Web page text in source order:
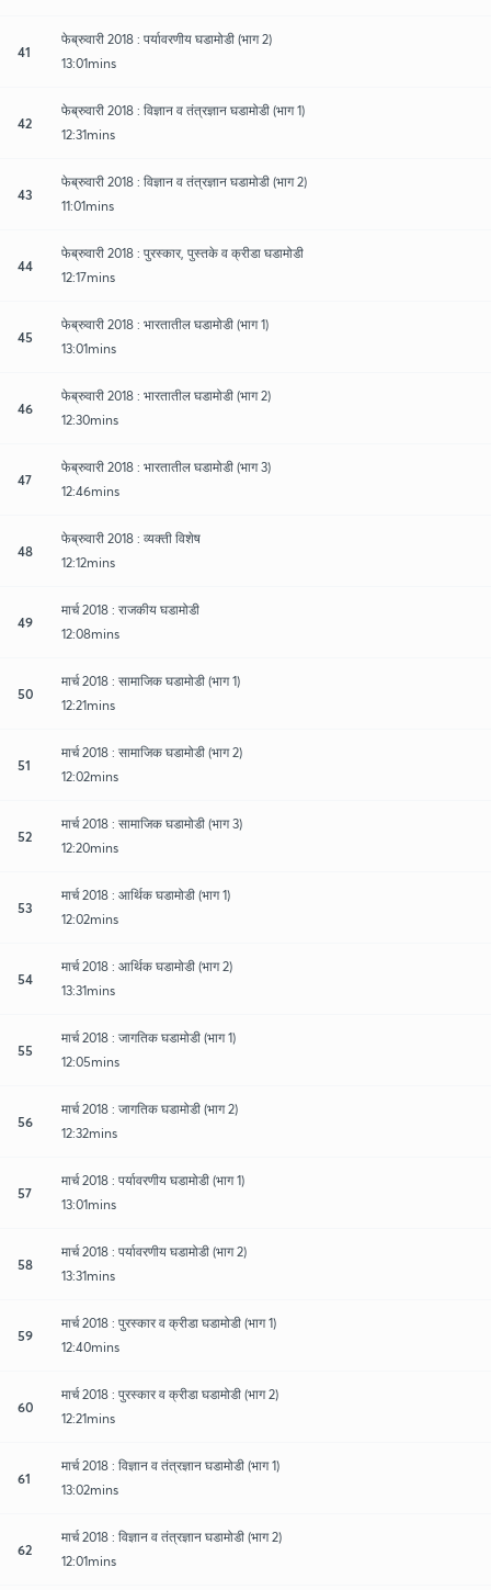
41
फेब्रुवारी 2018 : पर्यावरणीय घडामोडी (भाग 2)
13:01mins
42
फेब्रुवारी 2018 : विज्ञान व तंत्रज्ञान घडामोडी (भाग 1)
12:31mins
43
फेब्रुवारी 2018 : विज्ञान व तंत्रज्ञान घडामोडी (भाग 2)
11:01mins
44
फेब्रुवारी 2018 : पुरस्कार, पुस्तके व क्रीडा घडामोडी
12:17mins
45
फेब्रुवारी 2018 : भारतातील घडामोडी (भाग 1)
13:01mins
46
फेब्रुवारी 2018 : भारतातील घडामोडी (भाग 2)
12:30mins
47
फेब्रुवारी 2018 : भारतातील घडामोडी (भाग 3)
12:46mins
48
फेब्रुवारी 2018 : व्यक्ती विशेष
12:12mins
49
मार्च 2018 : राजकीय घडामोडी
12:08mins
50
मार्च 2018 : सामाजिक घडामोडी (भाग 1)
12:21mins
51
मार्च 2018 : सामाजिक घडामोडी (भाग 2)
12:02mins
52
मार्च 2018 : सामाजिक घडामोडी (भाग 3)
12:20mins
53
मार्च 2018 : आर्थिक घडामोडी (भाग 1)
12:02mins
54
मार्च 2018 : आर्थिक घडामोडी (भाग 2)
13:31mins
55
मार्च 2018 : जागतिक घडामोडी (भाग 1)
12:05mins
56
मार्च 2018 : जागतिक घडामोडी (भाग 2)
12:32mins
57
मार्च 2018 : पर्यावरणीय घडामोडी (भाग 1)
13:01mins
58
मार्च 2018 : पर्यावरणीय घडामोडी (भाग 2)
13:31mins
59
मार्च 2018 : पुरस्कार व क्रीडा घडामोडी (भाग 1)
12:40mins
60
मार्च 2018 : पुरस्कार व क्रीडा घडामोडी (भाग 2)
12:21mins
61
मार्च 2018 : विज्ञान व तंत्रज्ञान घडामोडी (भाग 1)
13:02mins
62
मार्च 2018 : विज्ञान व तंत्रज्ञान घडामोडी (भाग 2)
12:01mins